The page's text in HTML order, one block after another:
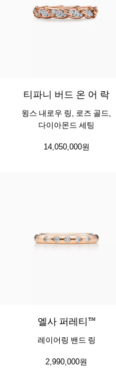
티파니 버드 온 어 락
윙스 내로우 링, 로즈 골드,
다이아몬드 세팅
14,050,000원
엘사 퍼레티™
레이어링 밴드 링
2,990,000원